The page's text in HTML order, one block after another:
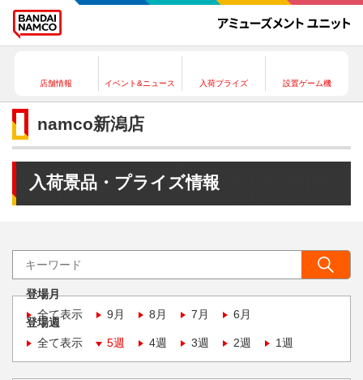
店舗情報 イベント&ニュース 入荷プライズ 設置ゲーム機
namco新潟店
入荷景品・プライズ情報
登場月
全て表示
9月 8月 7月 6月
登場週
全て表示
5週 4週 3週 2週 1週